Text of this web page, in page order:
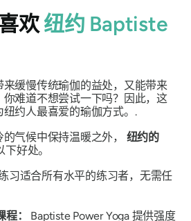
欢纽约 Baptiste
缓慢传统瑜伽的益处，又能带来
难道不想尝试一下吗？因此，这
约人最喜爱的瑜伽方式。.
气候中保持温暖之外， 纽约的
下好处。
习适合所有水平的练习者，无需任
：
Baptiste Power Yoga 提供强度